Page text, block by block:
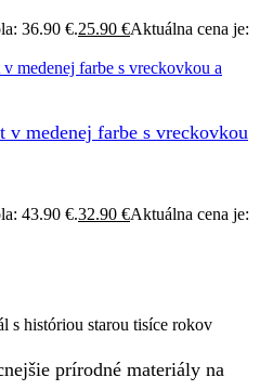
36.90 €.25.90 €Aktuálna cena je:
v medenej farbe s vreckovkou
43.90 €.32.90 €Aktuálna cena je:
s históriou starou tisíce rokov
prírodné materiály na